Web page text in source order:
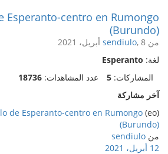
Esperanto-centro en Rumongo
(Burundo)
من sendiulo, 8 أبريل، 2021
لغة: Esperanto
المشاركات: 5 عدد المشاهدات: 18736
آخر مشاركة
(eo)
de Esperanto-centro en Rumongo
(Burundo)
من sendiulo
12 أبريل، 2021